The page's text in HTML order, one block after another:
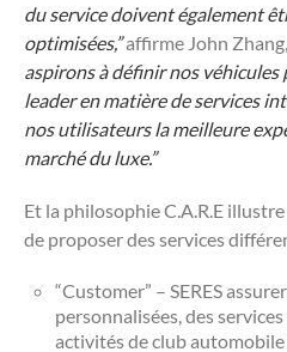
du service doivent également
optimisées,”affirme John Zhang,
aspirons à définir nos véhicules
leader en matière de services
nos utilisateurs la meilleure
marché du luxe.”
Et la philosophie C.A.R.E
de proposer des services
“Customer” – SERES
personnalisées, des
activités de club automobile